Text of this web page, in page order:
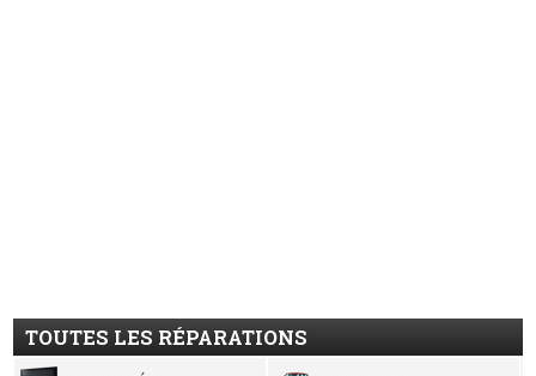
TOUTES LES RÉPARATIONS